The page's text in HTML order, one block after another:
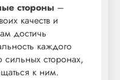
стороны –
качеств и
достичь
каждого
сильных сторонах,
к ним.